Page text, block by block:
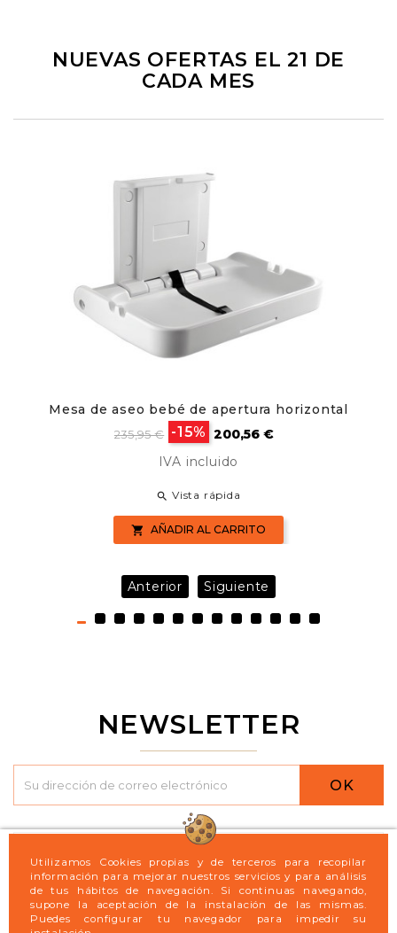
Utilizamos Cookies propias y de terceros para recopilar
información para mejorar nuestros servicios y para análisis
de tus hábitos de navegación. Si continuas navegando,
supone la aceptación de la instalación de las mismas.
Puedes configurar tu navegador para impedir su
NUEVAS OFERTAS EL 21 DE
CADA MES
Mesa de aseo bebé de apertura horizontal
Precio
235,95 € -15% Precio
200,56 €
IVA incluido
 Vista rápida
 AÑADIR AL CARRITO
Anterior Siguiente
NEWSLETTER
OK
Legal 